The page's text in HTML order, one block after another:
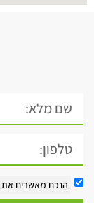
הנכם מאשרים את